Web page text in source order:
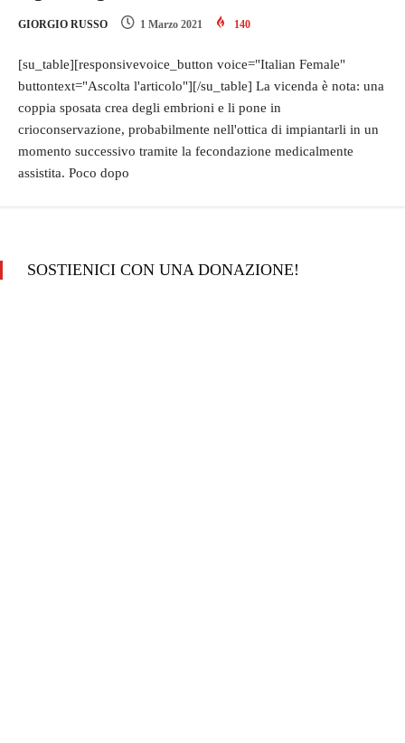
GIORGIO RUSSO 1 Marzo 2021 140
[su_table][responsivevoice_button voice="Italian Female"
buttontext="Ascolta l'articolo"][/su_table] La vicenda è nota: una
coppia sposata crea degli embrioni e li pone in
crioconservazione, probabilmente nell'ottica di impiantarli in un
momento successivo tramite la fecondazione medicalmente
assistita. Poco dopo
SOSTIENICI CON UNA DONAZIONE!